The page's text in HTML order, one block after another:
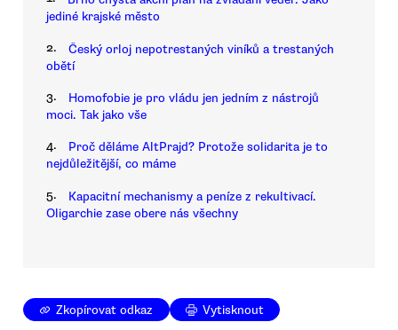
jediné krajské město
2.
Český orloj nepotrestaných viníků a trestaných
obětí
3.
Homofobie je pro vládu jen jedním z nástrojů
moci. Tak jako vše
4.
Proč děláme AltPrajd? Protože solidarita je to
nejdůležitější, co máme
5.
Kapacitní mechanismy a peníze z rekultivací.
Oligarchie zase obere nás všechny
Zkopírovat odkaz Vytisknout